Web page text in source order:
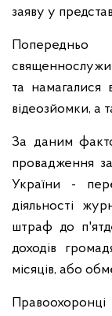
заяву у
Попередньо
та намагалися
відеозйомки, а
За даним
провадження
України -
діяльності
штраф до
доходів
місяців, або